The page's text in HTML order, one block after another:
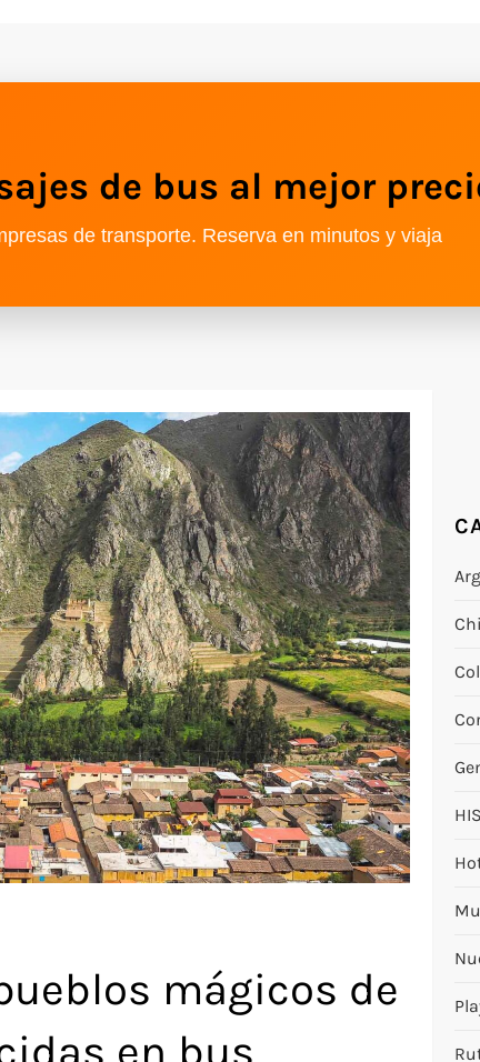
de bus al mejor
de transporte. Reserva en minutos y viaja
mágicos de
en bus